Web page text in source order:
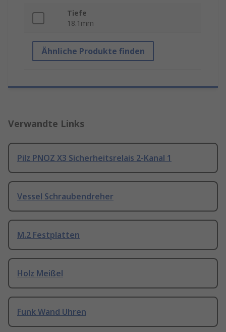
Tiefe
18.1mm
Ähnliche Produkte finden
Verwandte Links
Pilz PNOZ X3 Sicherheitsrelais 2-Kanal 1
Vessel Schraubendreher
M.2 Festplatten
Holz Meißel
Funk Wand Uhren